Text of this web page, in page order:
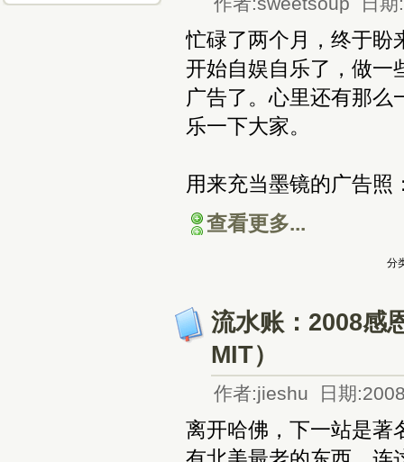
忙碌了两个月，终于盼
开始自娱自乐了，做一
广告了。心里还有那么
乐一下大家。
用来充当墨镜的广告照
查看更多...
分
流水账：2008感
MIT）
作者:jieshu 日期
离开哈佛，下一站是著